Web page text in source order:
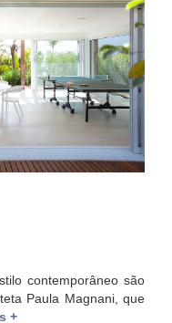
contemporâneo são
Paula Magnani, que
+